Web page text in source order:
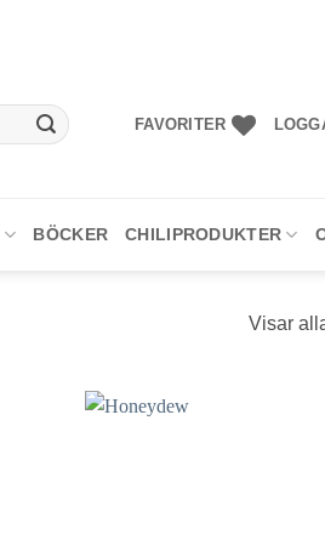
FAVORITER
BÖCKER CHILIPRODUKTER
Visar